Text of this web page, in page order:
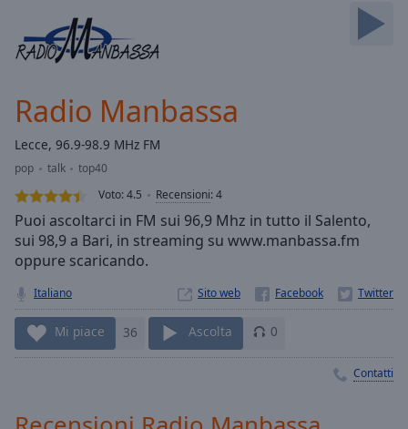
Forward
Mute
Loaded
0.00%
Stream
Type
LIVE
Seek to
live,
currently
behind
live
LIVE
Remaining
Time-
Rate
Radio Manbassa
Lecce, 96.9-98.9 MHz FM
pop talk
top40
Voto:4.5 Recensioni:4
Puoi ascoltarci in FM sui 96,9 Mhz in tutto il Salento,
sui 98,9 a Bari, in streaming su www.manbassa.fm
oppure scaricando.
Italiano Sito web
Mi piace 36 Ascolta 0
Contatti